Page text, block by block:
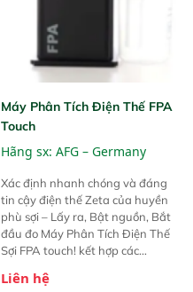
Máy Phân Tích Điện Thế FPA
Touch
Hãng sx: AFG – Germany
Xác định nhanh chóng và đáng
tin cậy điện thế Zeta của huyền
phù sợi – Lấy ra, Bật nguồn, Bắt
đầu đo Máy Phân Tích Điện Thế
Sợi FPA touch! kết hợp các
được chứng minh với sự đơn giản
Liên hệ